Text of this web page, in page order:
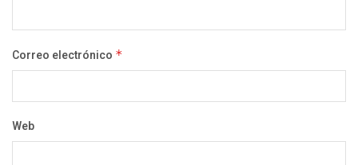
Correo electrónico *
Web